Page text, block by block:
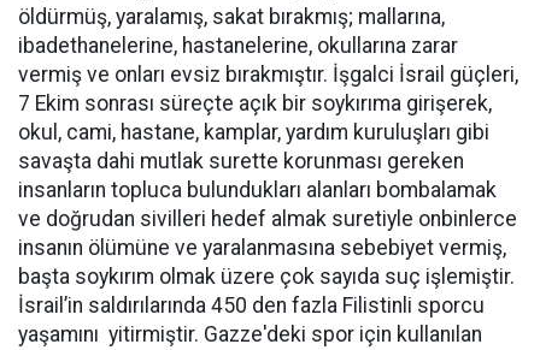
öldürmüş, yaralamış, sakat bırakmış; mallarına,
ibadethanelerine, hastanelerine, okullarına zarar
vermiş ve onları evsiz bırakmıştır. İşgalci İsrail güçleri,
7 Ekim sonrası süreçte açık bir soykırıma girişerek,
okul, cami, hastane, kamplar, yardım kuruluşları gibi
savaşta dahi mutlak surette korunması gereken
insanların topluca bulundukları alanları bombalamak
ve doğrudan sivilleri hedef almak suretiyle onbinlerce
insanın ölümüne ve yaralanmasına sebebiyet vermiş,
başta soykırım olmak üzere çok sayıda suç işlemiştir.
İsrail’in saldırılarında 450 den fazla Filistinli sporcu
yaşamını yitirmiştir. Gazze'deki spor için kullanılan